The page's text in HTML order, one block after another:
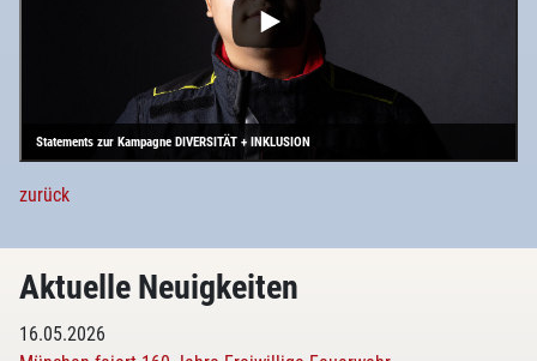
Statements zur Kampagne DIVERSITÄT + INKLUSION
zurück
Aktuelle Neuigkeiten
16.05.2026